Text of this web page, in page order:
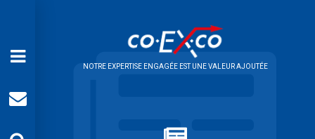
NOTRE EXPERTISE ENGAGÉE EST UNE VALEUR AJOUTÉE